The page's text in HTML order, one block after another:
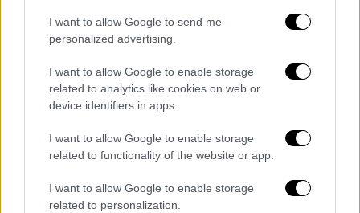
I want to allow Google to send me
personalized advertising.
I want to allow Google to enable storage
related to analytics like cookies on web or
device identifiers in apps.
I want to allow Google to enable storage
related to functionality of the website or app.
I want to allow Google to enable storage
related to personalization.
από ασφυξία που προήλθε από ερωτική
αυτοϊκανοποίηση, κάνοντας λόγο για
«τραγικό ατύχημα».
Διαβάστε ακόμη
Ξεφυλλίζοντας... τέσσερις ιστορίες για τη
γνώση, τη φύση και την τεχνολογία
Απίστευτη ιστορία στην Ελλάδα – Πώς μια